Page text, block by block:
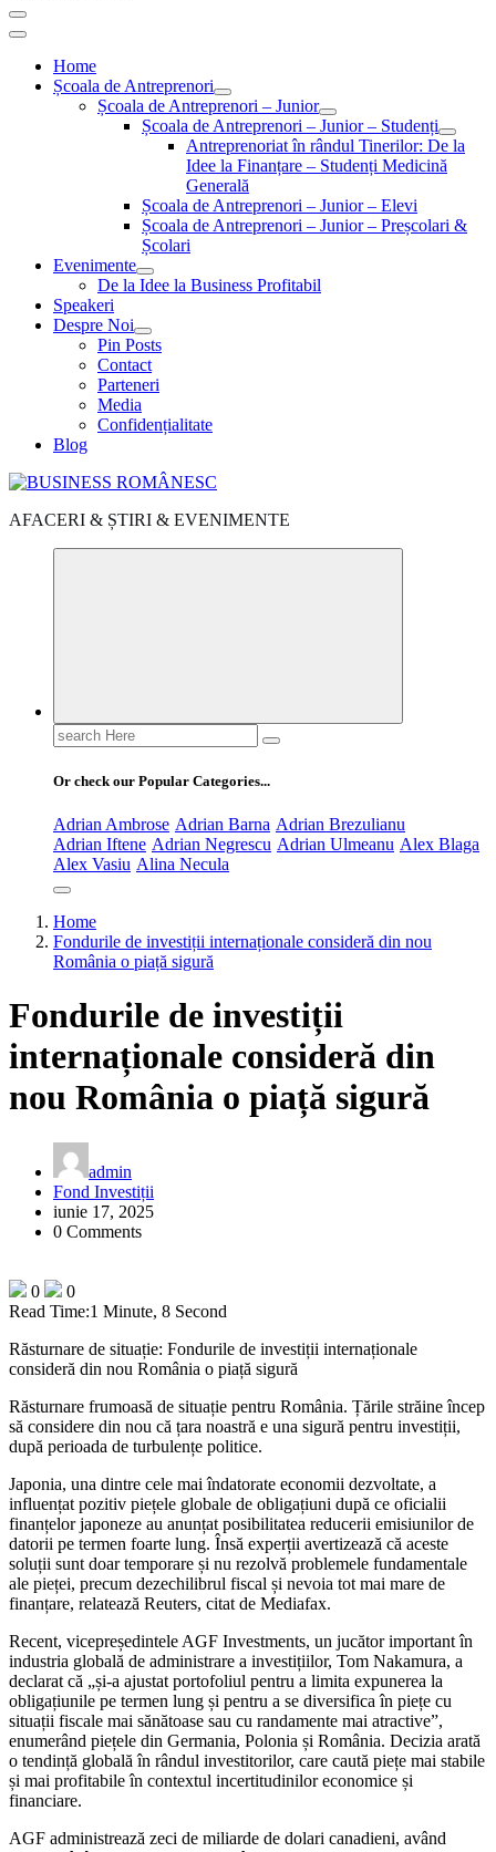
Home
Școala de Antreprenori
Școala de Antreprenori – Junior
Școala de Antreprenori – Junior – Studenți
Antreprenoriat în rândul Tinerilor: De la
Idee la Finanțare – Studenți Medicină
Generală
Școala de Antreprenori – Junior – Elevi
Școala de Antreprenori – Junior – Preșcolari &
Școlari
Evenimente
De la Idee la Business Profitabil
Speakeri
Despre Noi
Pin Posts
Contact
Parteneri
Media
Confidențialitate
Blog
AFACERI & ȘTIRI & EVENIMENTE
Search
for:
Or check our Popular Categories...
Adrian Ambrose Adrian Barna Adrian Brezulianu
Adrian Iftene Adrian Negrescu Adrian Ulmeanu Alex Blaga
Alex Vasiu Alina Necula
Home
Fondurile de investiții internaționale consideră din nou
România o piață sigură
Fondurile de investiții
internaționale consideră din
nou România o piață sigură
admin
Fond Investiții
iunie 17, 2025
0 Comments
0
0
Read Time:1 Minute, 8 Second
Răsturnare de situație: Fondurile de investiții internaționale
consideră din nou România o piață sigură
Răsturnare frumoasă de situație pentru România. Țările străine încep
să considere din nou că țara noastră e una sigură pentru investiții,
după perioada de turbulențe politice.
Japonia, una dintre cele mai îndatorate economii dezvoltate, a
influențat pozitiv piețele globale de obligațiuni după ce oficialii
finanțelor japoneze au anunțat posibilitatea reducerii emisiunilor de
datorii pe termen foarte lung. Însă experții avertizează că aceste
soluții sunt doar temporare și nu rezolvă problemele fundamentale
ale pieței, precum dezechilibrul fiscal și nevoia tot mai mare de
finanțare, relatează Reuters, citat de Mediafax.
Recent, vicepreședintele AGF Investments, un jucător important în
industria globală de administrare a investițiilor, Tom Nakamura, a
declarat că „și-a ajustat portofoliul pentru a limita expunerea la
obligațiunile pe termen lung și pentru a se diversifica în piețe cu
situații fiscale mai sănătoase sau cu randamente mai atractive”,
enumerând piețele din Germania, Polonia și România. Decizia arată
o tendință globală în rândul investitorilor, care caută piețe mai stabile
și mai profitabile în contextul incertitudinilor economice și
financiare.
AGF administrează zeci de miliarde de dolari canadieni, având